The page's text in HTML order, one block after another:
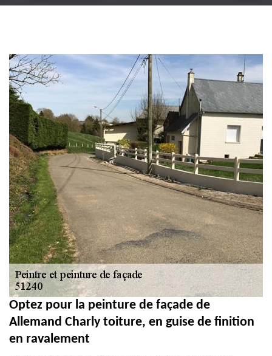
et PVC 51
Optez pour la peinture de façade de
Allemand Charly toiture, en guise de finition
en ravalement